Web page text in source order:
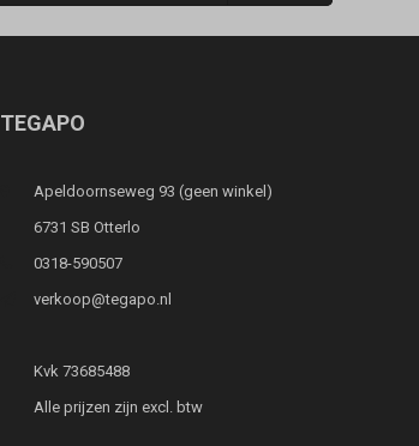
TEGAPO
Apeldoornseweg 93 (geen winkel)
6731 SB Otterlo
0318-590507
verkoop@tegapo.nl
Kvk 73685488
Alle prijzen zijn excl. btw